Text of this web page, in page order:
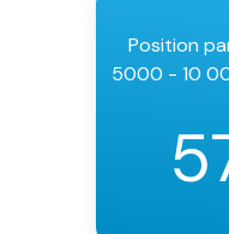
Position
5000 - 10